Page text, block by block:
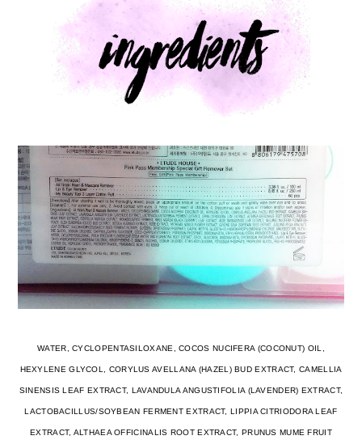
WATER, CYCLOPENTASILOXANE, COCOS NUCIFERA (COCONUT) OIL,
HEXYLENE GLYCOL, CORYLUS AVELLANA (HAZEL) BUD EXTRACT, CAMELLIA
SINENSIS LEAF EXTRACT, LAVANDULA ANGUSTIFOLIA (LAVENDER) EXTRACT,
LACTOBACILLUS/SOYBEAN FERMENT EXTRACT, LIPPIA CITRIODORA LEAF
EXTRACT, ALTHAEA OFFICINALIS ROOT EXTRACT, PRUNUS MUME FRUIT